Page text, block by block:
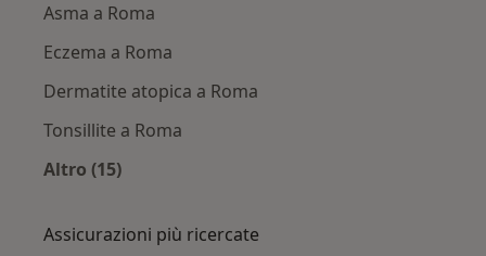
Asma a Roma
Eczema a Roma
Dermatite atopica a Roma
Tonsillite a Roma
Altro (15)
Assicurazioni più ricercate